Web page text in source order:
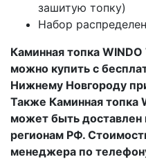
зашитую топку)
Набор
Каминная топка
можно купить с
Нижнему Новгороду
Также Каминная топка
может быть доставлен
регионам РФ.
менеджера по